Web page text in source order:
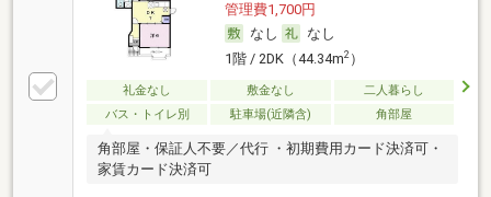
管理費1,700円
なし
なし
1階 / 2DK（44.34m2）
礼金なし 敷金なし
二人暮らし
バス・トイレ別
駐車場(近隣含) 角部屋
角部屋・保証人不要／代行 ・初期費用カード決済可・
家賃カード決済可